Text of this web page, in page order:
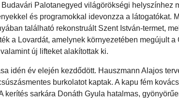
Palotanegyed világörökségi helyszínhez
és programokkal idevonzza a látogatókat.
található rekonstruált Szent István-termet,
a Lovardát, amelynek környezetében megújult a
új lifteket alakítottak ki.
idén év elején kezdődött. Hauszmann Alajos
burkolatot kaptak. A kapu fém
sarkára Donáth Gyula hatalmas,